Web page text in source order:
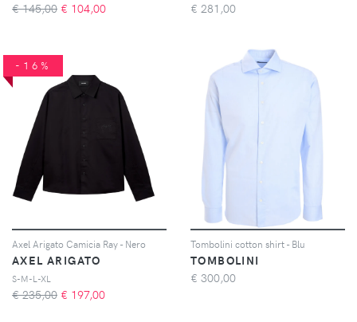
€ 145,00 € 104,00 € 281,00
-16%
Axel Arigato Camicia Ray - Nero
AXEL ARIGATO
S-M-L-XL
€ 235,00 € 197,00
Tombolini cotton shirt - Blu
TOMBOLINI
€ 300,00